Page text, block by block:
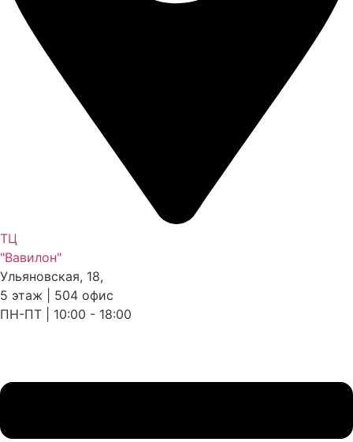
ТЦ
"Вавилон"
Ульяновская, 18,
5 этаж | 504 офис
ПН-ПТ | 10:00 - 18:00